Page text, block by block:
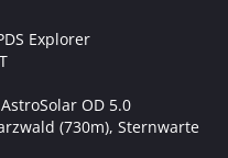
Explorer
OD 5.0
(730m), Sternwarte